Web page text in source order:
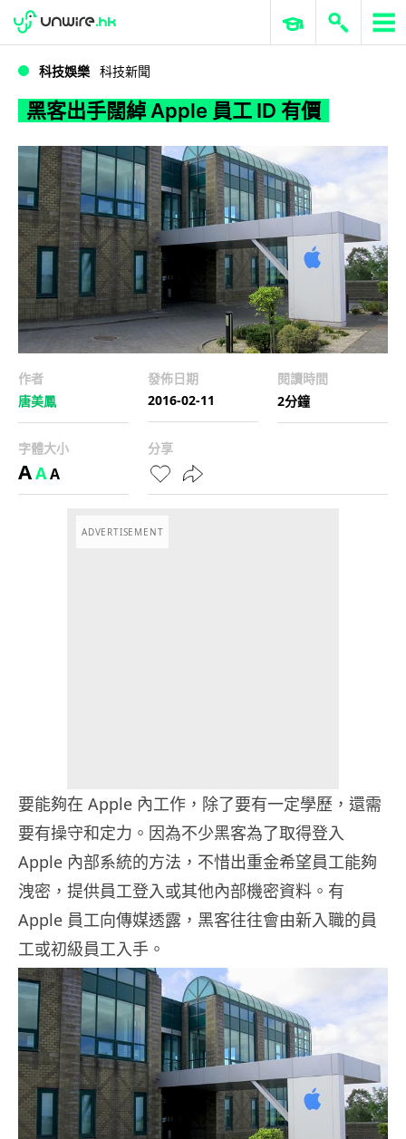
黑客出手闊綽 Apple 員工 ID 有價
WWDC 2026 ERP 與商業 AI
科技娛樂 科技新聞
黑客出手闊綽 Apple 員工 ID 有價
作者
唐美鳳
發佈日期
2016-02-11
閱讀時間
2分鐘
字體大小
AAA
分享
ADVERTISEMENT
要能夠在 Apple 內工作，除了要有一定學歷，還需
要有操守和定力。因為不少黑客為了取得登入
Apple 內部系統的方法，不惜出重金希望員工能夠
洩密，提供員工登入或其他內部機密資料。有
Apple 員工向傳媒透露，黑客往往會由新入職的員
工或初級員工入手。